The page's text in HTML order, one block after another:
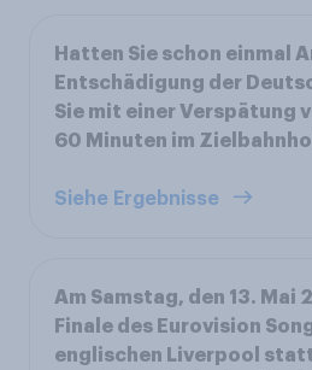
Hatten Sie schon einmal
Entschädigung der
Sie mit einer Verspätung
60 Minuten im
Siehe Ergebnisse
Am Samstag, den 13.
Finale des Eurovision
englischen Liverpool